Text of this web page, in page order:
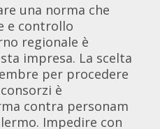
una norma che
e controllo
regionale è
impresa. La scelta
per procedere
è
contra personam
Impedire con